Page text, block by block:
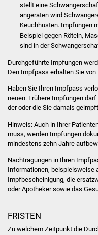
stellt eine
angeraten wird
Keuchhusten. Impfungen
Beispiel gegen Röteln,
sind in der
Durchgeführte Impfungen
Den Impfpass erhalten Sie von
Haben Sie Ihren Impfpass
neuen. Frühere Impfungen
der oder die Sie damals
Hinweis: Auch in Ihrer
muss, werden Impfungen
mindestens zehn Jahre
Nachtragungen in Ihren
Informationen, beispielsweise
Impfbescheinigung, die
oder Apotheker sowie das
FRISTEN
Zu welchem Zeitpunkt die